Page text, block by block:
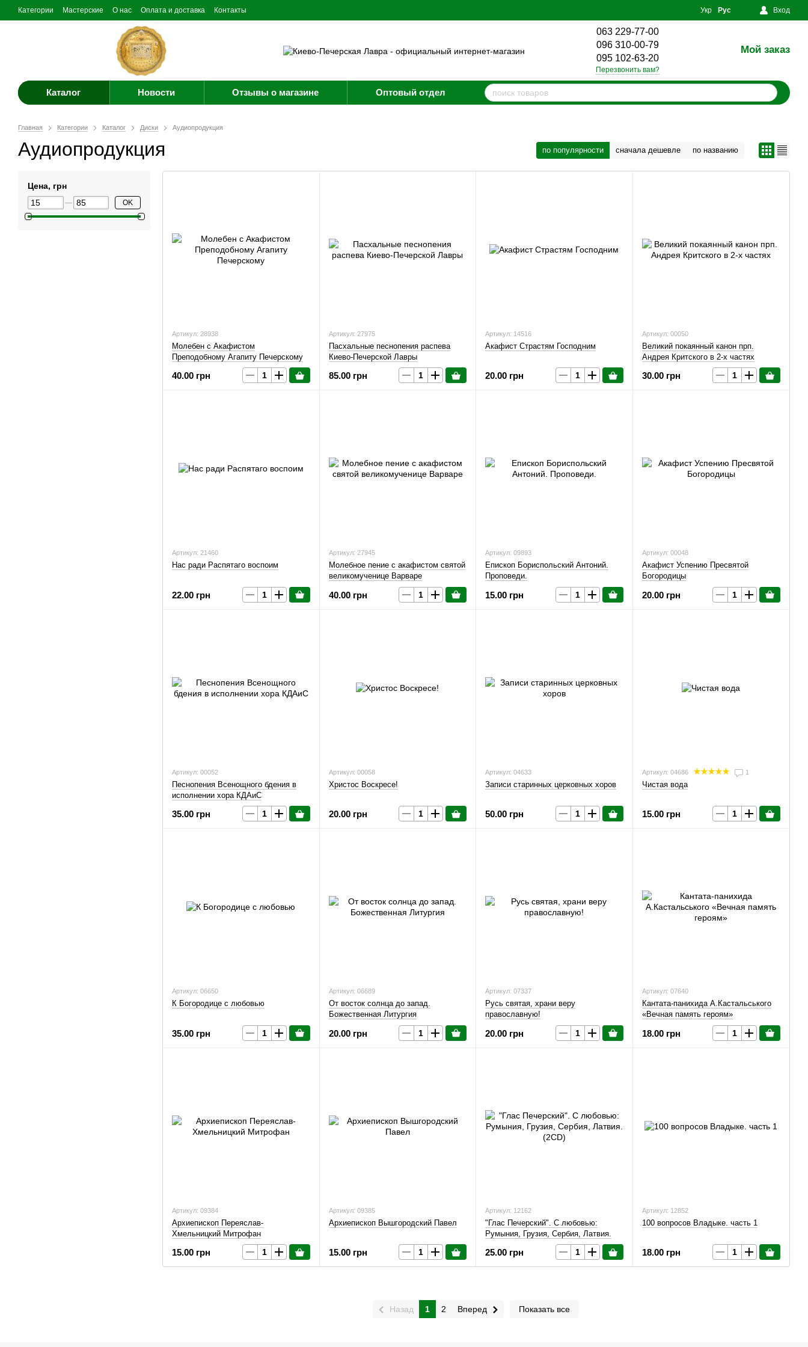
Категории Мастерские О нас Оплата и доставка Контакты Укр Рус Вход
063 229-77-00
096 310-00-79
095 102-63-20
Перезвонить вам?
Мой заказ
Каталог Новости Отзывы о магазине Оптовый отдел
Главная Категории Каталог Диски Аудиопродукция
Аудиопродукция по популярности сначала дешевле по названию
Артикул: 28938
Молебен с Акафистом
Преподобному Агапиту Печерскому
40.00 грн
Артикул: 27975
Пасхальные песнопения распева
Киево-Печерской Лавры
85.00 грн
Артикул: 14516
Акафист Страстям Господним
20.00 грн
Артикул: 00050
Великий покаянный канон прп.
Андрея Критского в 2-х частях
30.00 грн
Артикул: 21460
Нас ради Распятаго воспоим
22.00 грн
Артикул: 27945
Молебное пение с акафистом святой
великомученице Варваре
40.00 грн
Артикул: 09893
Епископ Бориспольский Антоний.
Проповеди.
15.00 грн
Артикул: 00048
Акафист Успению Пресвятой
Богородицы
20.00 грн
Артикул: 00052
Песнопения Всенощного бдения в
исполнении хора КДАиС
35.00 грн
Артикул: 00058
Христос Воскресе!
20.00 грн
Артикул: 04633
Записи старинных церковных хоров
50.00 грн
Артикул: 04686 1
Чистая вода
15.00 грн
Артикул: 06650
К Богородице с любовью
35.00 грн
Артикул: 06689
От восток солнца до запад.
Божественная Литургия
20.00 грн
Артикул: 07337
Русь святая, храни веру
православную!
20.00 грн
Артикул: 07640
Кантата-панихида А.Кастальського
«Вечная память героям»
18.00 грн
Артикул: 09384
Архиепископ Переяслав-
Хмельницкий Митрофан
15.00 грн
Артикул: 09385
Архиепископ Вышгородский Павел
15.00 грн
Артикул: 12162
"Глас Печерский". С любовью:
Румыния, Грузия, Сербия, Латвия.
25.00 грн
Артикул: 12852
100 вопросов Владыке. часть 1
18.00 грн
Назад 1 2 Вперед Показать все
Цена, грн
OK